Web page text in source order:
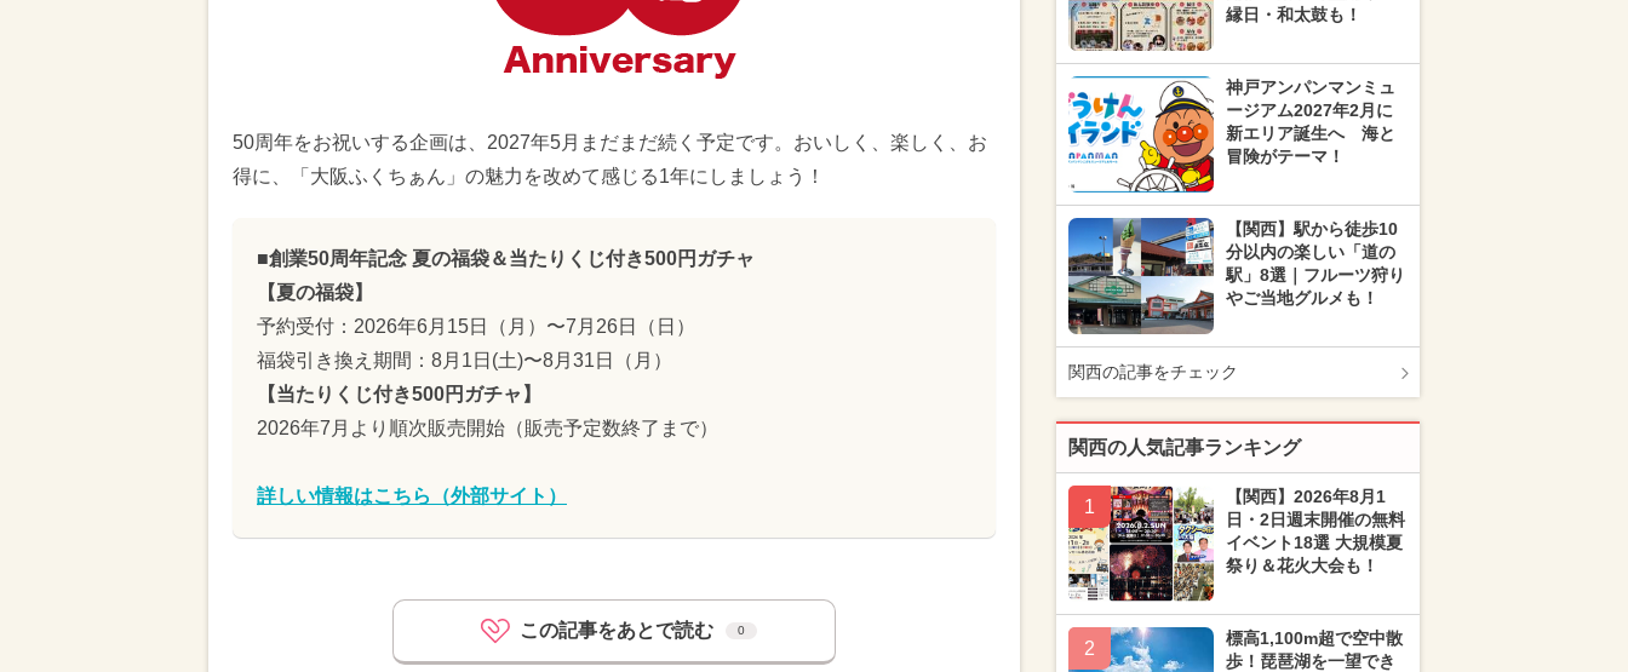
50周年をお祝いする企画は、2027年5月まだまだ続く予定です。おいしく、楽しく、お
得に、「大阪ふくちぁん」の魅力を改めて感じる1年にしましょう！
■創業50周年記念 夏の福袋＆当たりくじ付き500円ガチャ
【夏の福袋】
予約受付：2026年6月15日（月）〜7月26日（日）
福袋引き換え期間：8月1日(土)〜8月31日（月）
【当たりくじ付き500円ガチャ】
2026年7月より順次販売開始（販売予定数終了まで）
詳しい情報はこちら（外部サイト）
この記事をあとで読む 0
縁日・和太鼓も！
神戸アンパンマンミュ
ージアム2027年2月に
新エリア誕生へ 海と
冒険がテーマ！
【関西】駅から徒歩10
分以内の楽しい「道の
駅」8選｜フルーツ狩り
やご当地グルメも！
関西の記事をチェック
関西の人気記事ランキング
1
【関西】2026年8月1
日・2日週末開催の無料
イベント18選 大規模夏
祭り＆花火大会も！
2
標高1,100m超で空中散
歩！琵琶湖を一望でき